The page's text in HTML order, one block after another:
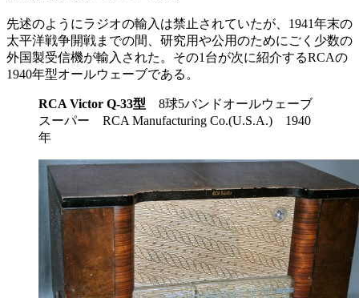
先述のようにラジオの輸入は禁止されていたが、1941年末の
太平洋戦争開戦までの間、研究用や公用のためにごく少数の
外国製受信機が輸入された。その1台が次に紹介するRCAの
1940年型オールウェーブである。
RCA Victor Q-33型 8球5バンドオールウェーブ
スーパー RCA Manufacturing Co.(U.S.A.) 1940
年